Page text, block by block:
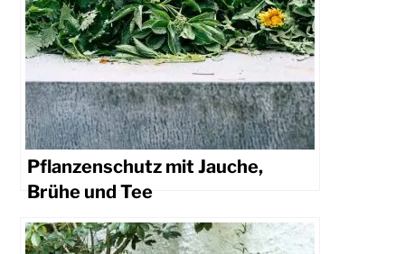
Pflanzenschutz mit Jauche,
Brühe und Tee